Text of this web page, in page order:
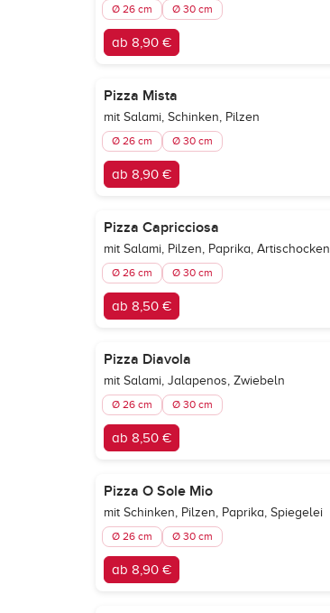
Ø 26 cm Ø 30 cm
ab 8,90 €
Pizza Mista
mit Salami, Schinken, Pilzen
Ø 26 cm Ø 30 cm
ab 8,90 €
Pizza Capricciosa
mit Salami, Pilzen, Paprika, Artischocken
Ø 26 cm Ø 30 cm
ab 8,50 €
Pizza Diavola
mit Salami, Jalapenos, Zwiebeln
Ø 26 cm Ø 30 cm
ab 8,50 €
Pizza O Sole Mio
mit Schinken, Pilzen, Paprika, Spiegelei
Ø 26 cm Ø 30 cm
ab 8,90 €